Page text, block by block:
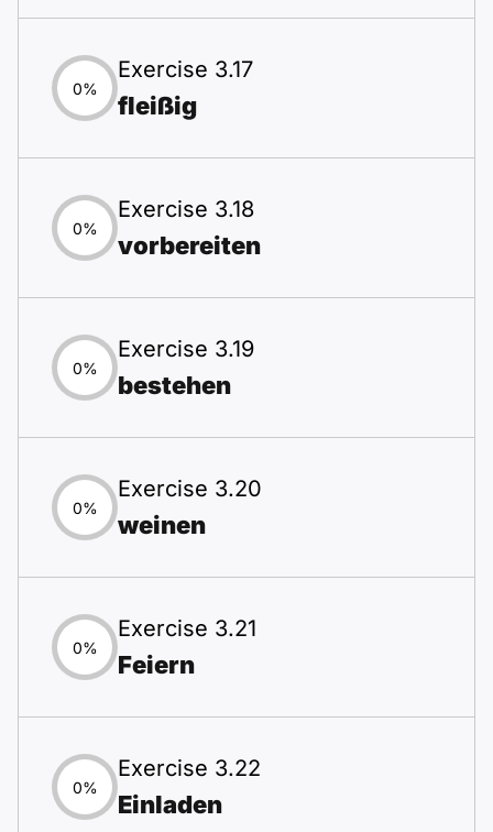
0%
Exercise 3.17
fleißig
0%
Exercise 3.18
vorbereiten
0%
Exercise 3.19
bestehen
0%
Exercise 3.20
weinen
0%
Exercise 3.21
Feiern
0%
Exercise 3.22
Einladen